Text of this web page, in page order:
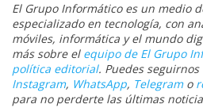
El Grupo Informático es un medio
especializado en tecnología, con
móviles, informática y el mundo
más sobre el equipo de El Grupo
política editorial. Puedes seguirnos
Instagram, WhatsApp, Telegramo
para no perderte las últimas